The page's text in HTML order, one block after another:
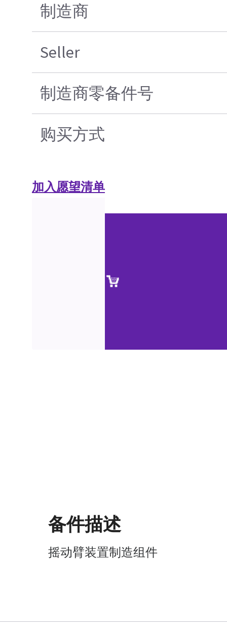
制造商
Seller
制造商零备件号
购买方式
加入愿望清单
备件描述
摇动臂装置制造组件